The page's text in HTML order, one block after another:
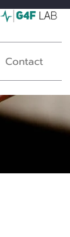
Contact